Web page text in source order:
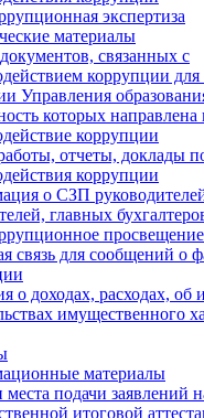
экспертиза
материалы
связанных с
коррупции для
Управления
которых направлена
коррупции
отчеты, доклады
коррупции
о СЗП
главных
просвещение
связь для сообщений о
о доходах, расходах, об
имущественного
материалы
подачи заявлений
итоговой